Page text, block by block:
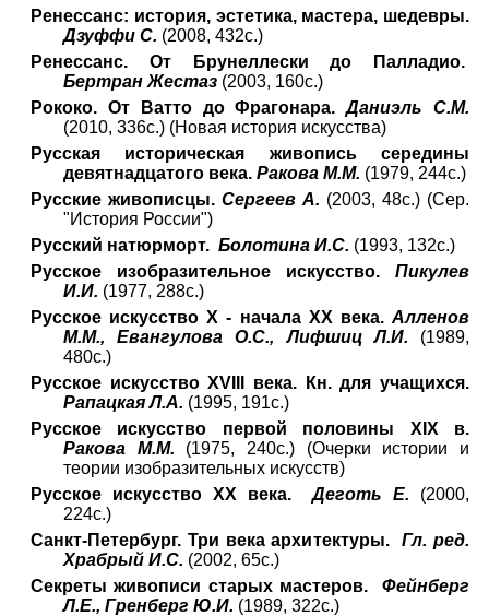
Ренессанс: история, эстетика, мастера, шедевры.
Дзуффи С. (2008, 432с.)
Ренессанс. От Брунеллески до Палладио.
Бертран Жестаз (2003, 160с.)
Рококо. От Ватто до Фрагонара.Даниэль С.М.
(2010, 336с.) (Новая история искусства)
Русская историческая живопись середины
девятнадцатого века. Ракова М.М. (1979, 244с.)
Русские живописцы. Сергеев А. (2003, 48с.) (Сер.
"История России")
Русский натюрморт. Болотина И.С. (1993, 132с.)
Русское изобразительное искусство. Пикулев
И.И. (1977, 288с.)
Русское искусство X - начала XX века. Алленов
М.М., Евангулова О.С., Лифшиц Л.И. (1989,
480с.)
Русское искусство XVIII века. Кн. для учащихся.
Рапацкая Л.А. (1995, 191с.)
Русское искусство первой половины XIX в.
Ракова М.М. (1975, 240с.) (Очерки истории и
теории изобразительных искусств)
Русское искусство XX века.Деготь Е. (2000,
224с.)
Санкт-Петербург. Три века архитектуры.Гл. ред.
Храбрый И.С. (2002, 65с.)
Секреты живописи старых мастеров. Фейнберг
Л.Е., Гренберг Ю.И. (1989, 322с.)